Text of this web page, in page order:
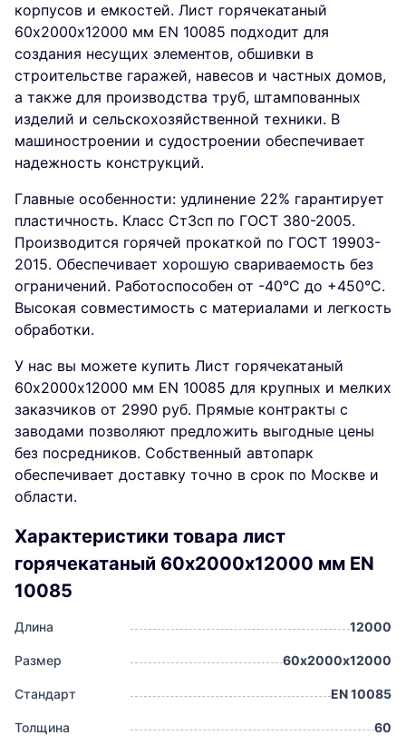
корпусов и емкостей. Лист горячекатаный
60х2000х12000 мм EN 10085 подходит для
создания несущих элементов, обшивки в
строительстве гаражей, навесов и частных домов,
а также для производства труб, штампованных
изделий и сельскохозяйственной техники. В
машиностроении и судостроении обеспечивает
надежность конструкций.
Главные особенности: удлинение 22% гарантирует
пластичность. Класс Ст3сп по ГОСТ 380-2005.
Производится горячей прокаткой по ГОСТ 19903-
2015. Обеспечивает хорошую свариваемость без
ограничений. Работоспособен от -40°C до +450°C.
Высокая совместимость с материалами и легкость
обработки.
У нас вы можете купить Лист горячекатаный
60х2000х12000 мм EN 10085 для крупных и мелких
заказчиков от 2990 руб. Прямые контракты с
заводами позволяют предложить выгодные цены
без посредников. Собственный автопарк
обеспечивает доставку точно в срок по Москве и
области.
Характеристики товара лист
горячекатаный 60х2000х12000 мм EN
10085
Длина 12000
Размер 60х2000х12000
Стандарт EN 10085
Толщина 60